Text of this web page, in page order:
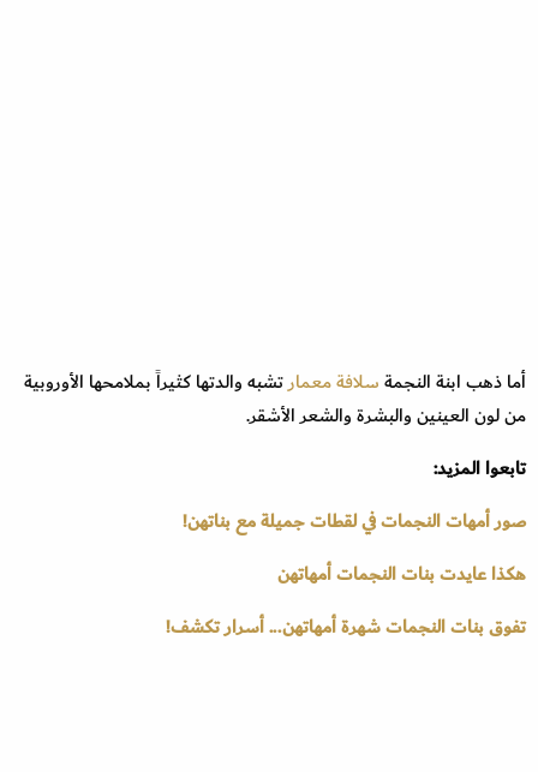
أما ذهب ابنة النجمةسلافة معمارتشبه والدتها كثيراً بملامحها الأوروبية
من لون العينين والبشرة والشعر الأشقر.
تابعوا المزيد:
صور أمهات النجمات في لقطات جميلة مع بناتهن!
هكذا عايدت بنات النجمات أمهاتهن
تفوق بنات النجمات شهرة أمهاتهن... أسرار تكشف!